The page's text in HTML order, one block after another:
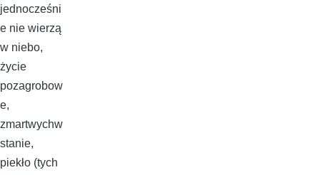
jednocześni
e nie wierzą
w niebo,
życie
pozagrobow
e,
zmartwychw
stanie,
piekło (tych